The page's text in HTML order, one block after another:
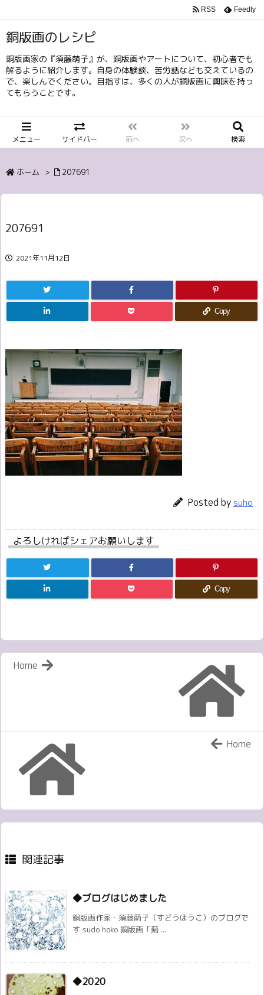
銅版画のレシピ
銅版画家の『須藤萌子』が、銅版画やアートについて、初心者でも
解るように紹介します。自身の体験談、苦労話なども交えているの
で、楽しんでください。目指すは、多くの人が銅版画に興味を持っ
てもらうことです。
メニュー サイドバー 前へ 次へ 検索
RSS Feedly
ホーム > 207691
207691
2021年11月12日
Copy
Posted by suho
よろしければシェアお願いします
Copy
Home
Home
関連記事
◆ブログはじめました
銅版画作家・須藤萌子（すどうほうこ）のブログで
す sudo hoko 銅版画「薊 ...
◆2020